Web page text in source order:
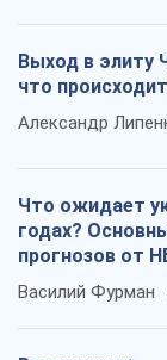
Выход в элиту
что
Александр
Что ожидает
годах?
прогнозов от
Василий Фурман